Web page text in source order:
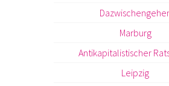
Marburg
Antikapitalistischer
Leipzig